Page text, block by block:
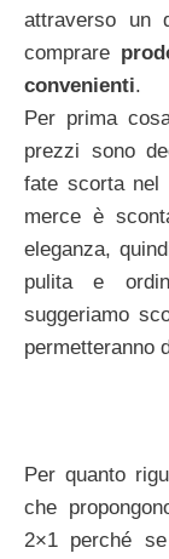
attraverso un
comprare
convenienti.
Per prima
prezzi sono
fate scorta nel
merce è
eleganza,
pulita e
suggeriamo
permetteranno
Per quanto
che
2×1 perché